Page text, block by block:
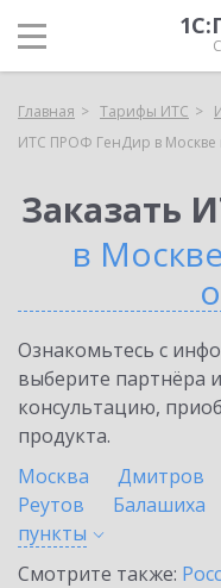
Главная Тарифы ИТС
ИТС ПРОФ ГенДир в Москве
Заказать
в
Ознакомьтесь с
выберите партнёра
консультацию,
продукта.
Москва
Дмитров
Реутов
Балашиха
пункты
Смотрите также: